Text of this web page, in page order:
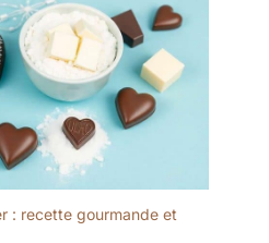
: recette gourmande et